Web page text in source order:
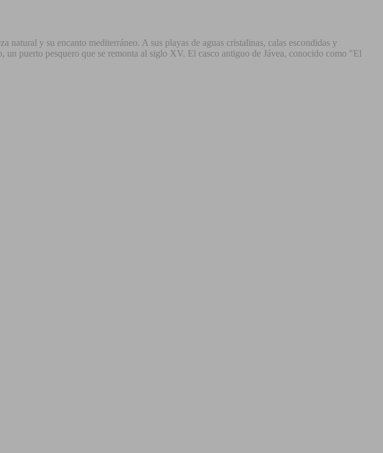
natural y su encanto mediterráneo. A sus playas de aguas cristalinas, calas escondidas y
puerto pesquero que se remonta al siglo XV. El casco antiguo de Jávea, conocido como "El